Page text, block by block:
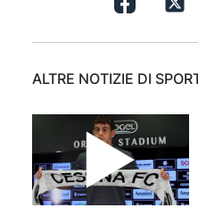
ALTRE NOTIZIE DI